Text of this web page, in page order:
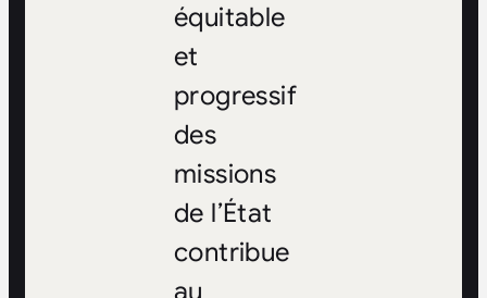
équitable
et
progressif
des
missions
de l’État
contribue